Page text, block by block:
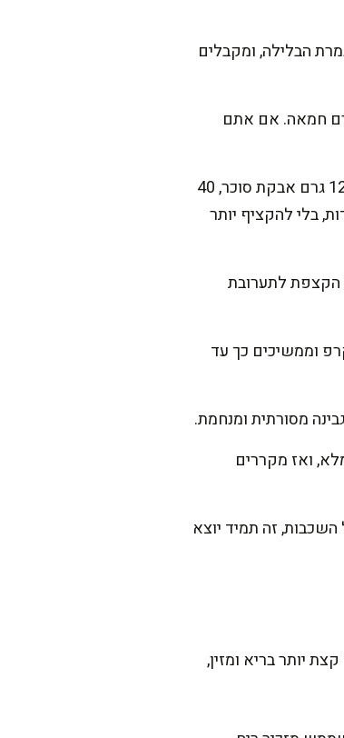
ככה עד שנגמרת הבלילה, ומקבלים
170 מעלות (חום עליון תחתון) ומכינים תבנית: משמנים תבנית קפיצית 24 ס"מ עם 10 גרם חמאה. אם אתם
מכינים מילוי גבינות מסקרפונה: בקערה גדולה מערבבים 500 גרם מסקרפונה עם 400 גרם גבינה לבנה, 120 גרם אבקת סוכר, 40
2 ביצים ומערבבים רק עד אחידות, בלי להקציף יותר
את הקצפת לתערובת
דקה, מניחים עוד קרפ וממשיכים כך עד
לשיש לצינון מלא, ואז מקררים
זה תמיד יוצא
יותר בריא ומזין,